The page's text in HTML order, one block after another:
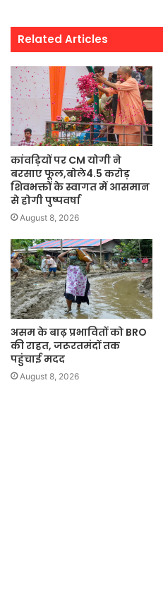
Related Articles
कांवड़ियों पर CM योगी ने
बरसाए फूल,बोले4.5 करोड़
शिवभक्तों के स्वागत में आसमान
से होगी पुष्पवर्षा
August 8, 2026
असम के बाढ़ प्रभावितों को BRO
की राहत, जरूरतमंदों तक
पहुंचाई मदद
August 8, 2026